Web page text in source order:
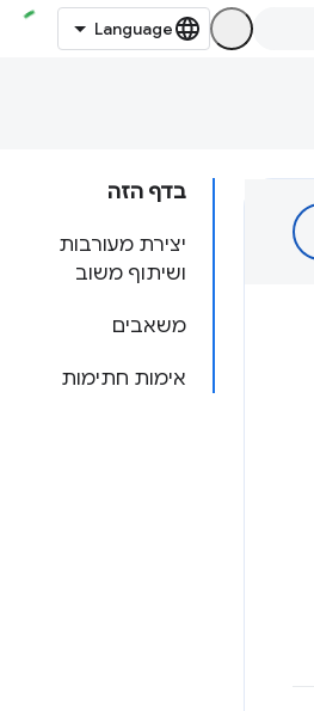
בדף הזה
יצירת מעורבות
ושיתוף משוב
משאבים
אימות חתימות